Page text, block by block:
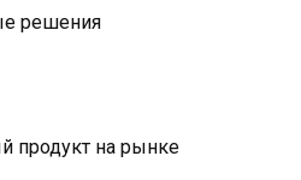
решения
продукт на рынке